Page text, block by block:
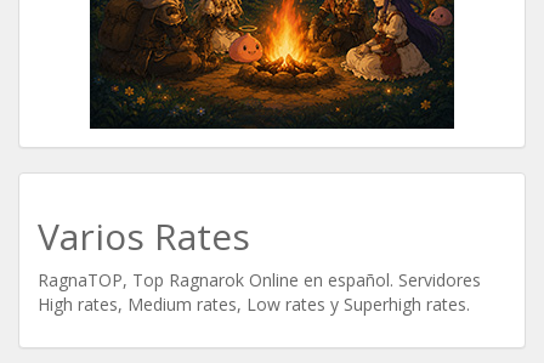
Varios Rates
RagnaTOP, Top Ragnarok Online en español. Servidores
High rates, Medium rates, Low rates y Superhigh rates.